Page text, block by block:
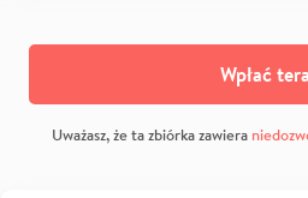
Wpłać
Uważasz, że ta zbiórka zawiera